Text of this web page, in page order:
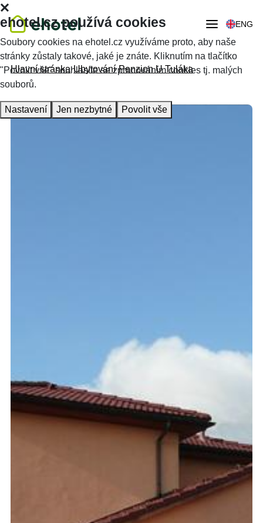
ENG
Hlavní stránka Ubytování Penzion U Tuláka
ehotel.cz používá cookies
Soubory cookies na ehotel.cz využíváme proto, aby naše
stránky zůstaly takové, jaké je znáte. Kliknutím na tlačítko
"Povolit vše" souhlasíte se zpracováním cookies tj. malých
souborů.
Nastavení Jen nezbytné Povolit vše